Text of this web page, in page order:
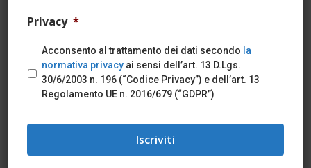
Si riassumono di seguito i principali
contenuti in materia di lavoro.
STRATEGICI PER LO SVILUPPO DI NUOVE
Privacy *
Acconsento al trattamento dei dati secondo la
normativa privacy ai sensi dell’art. 13 D.Lgs.
30/6/2003 n. 196 (“Codice Privacy”) e dell’art. 13
Regolamento UE n. 2016/679 (“GDPR”)